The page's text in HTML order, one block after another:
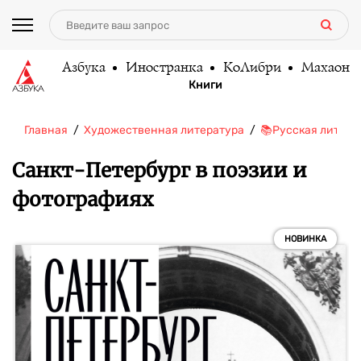
Азбука Иностранка КоЛибри Махаон
Книги
Главная Художественная литература 📚Русская
Санкт-Петербург в поэзии и
фотографиях
НОВИНКА